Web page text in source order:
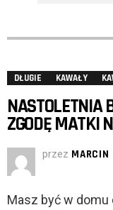
DŁUGIE KAWAŁY
NASTOLETNIA
ZGODĘ MATKI
przez MARCIN
Masz być w domu